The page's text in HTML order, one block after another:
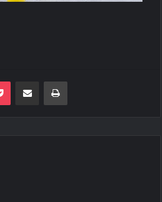
Pocket E-Posta ile paylaş Yazdır